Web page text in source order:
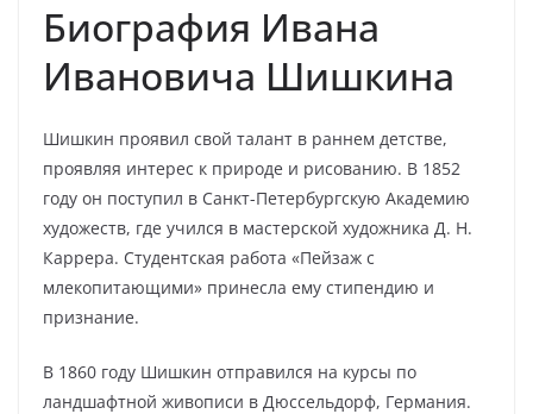
Биография Ивана
Ивановича Шишкина
Шишкин проявил свой талант в раннем детстве,
проявляя интерес к природе и рисованию. В 1852
году он поступил в Санкт-Петербургскую Академию
художеств, где учился в мастерской художника Д. Н.
Каррера. Студентская работа «Пейзаж с
млекопитающими» принесла ему стипендию и
признание.
В 1860 году Шишкин отправился на курсы по
ландшафтной живописи в Дюссельдорф, Германия.